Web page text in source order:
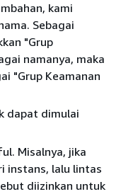
kami
Sebagai
"Grup
namanya, maka
"Grup Keamanan
dapat dimulai
Misalnya, jika
instans, lalu lintas
diizinkan untuk